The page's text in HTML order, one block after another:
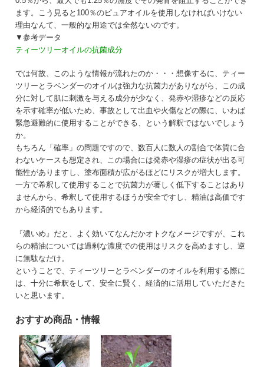
ます。こう見ると100％のピュアオイルを使用しなければいけない
理由なんて、一般的な用途では全然ないのです。
▼参考データ
ティーツリーオイルの抗菌成分
では何故、このような情報が流れたのか・・・想像するに、ティー
ツリーとラベンダーのオイルは強力な抗菌力がありながら、この成
分に対して肌に刺激を与える成分が少なく、発赤や湿疹などの反応
を示す確率が低いため、事故として出血や火傷などの際に、いわば
緊急避難的に使用することができる、という解釈ではないでしょう
か。
もちろん「確率」の問題ですので、数百人に数人の割合で体質に合
わないケースも想定され、この場合には発赤や湿疹の症状が出る可
能性がありますし、塗布面積が広がるほどにリスクが増大します。
一方で希釈して使用することで抗菌力が著しく低下することはあり
ませんから、希釈して使用するほうが安全ですし、精油は高価です
から経済的でもあります。
『濃いめ』だと、よく効いてなんだかオトクなメージですが、これ
らの精油については過剰な濃度での使用はリスクを高めますし、逆
に無駄なだけ。
ということで、ティーツリーとラベンダーのオイルを利用する際に
は、十分に希釈をして、安全に賢く、経済的に活用していただきた
いと思います。
おすすめ商品・情報